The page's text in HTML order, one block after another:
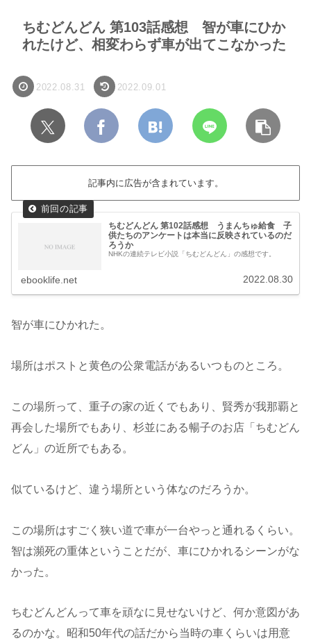
ちむどんどん 第103話感想 智が車にひか
れたけど、相変わらず車が出てこなかった
2022.08.31 2022.09.01
記事内に広告が含まれています。
ちむどんどん 第102話感想 うまんちゅ給食 子
供たちのアンケートは本当に反映されているのだ
ろうか
NHKの連続テレビ小説「ちむどんどん」の感想です。
ebooklife.net 2022.08.30
智が車にひかれた。
場所はポストと黄色の公衆電話があるいつものところ。
この場所って、重子の家の近くでもあり、賢秀が我那覇と
再会した場所でもあり、杉並にある暢子のお店「ちむどん
どん」の近所でもある。
似ているけど、違う場所という体なのだろうか。
この場所はすごく狭い道で車が一台やっと通れるくらい。
智は瀕死の重体ということだが、車にひかれるシーンがな
かった。
ちむどんどんって車を頑なに見せないけど、何か意図があ
るのかな。昭和50年代の話だから当時の車くらいは用意